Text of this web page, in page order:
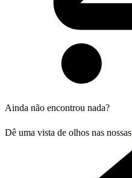
Ainda não encontrou nada?
Dê uma vista de olhos nas nossas